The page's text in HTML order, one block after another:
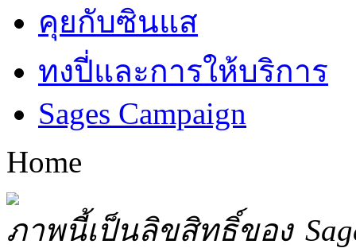
คุยกับซินแส
ทงปี่และการให้บริการ
Sages Campaign
Home
ภาพนี้เป็นลิขสิทธิ์ของ